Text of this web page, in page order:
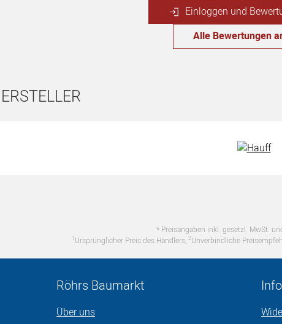
Einloggen und
Alle Bewertungen
* Preisangaben inkl. gesetzl. MwSt.
1 Ursprünglicher Preis des Händlers, 2Unverbindliche
Röhrs Baumarkt
Über uns